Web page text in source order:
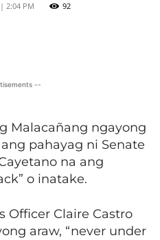
2:04 PM 92
--
Malacañang ngayong
ang pahayag ni Senate
na ang
o inatake.
Officer Claire Castro
araw, “never under